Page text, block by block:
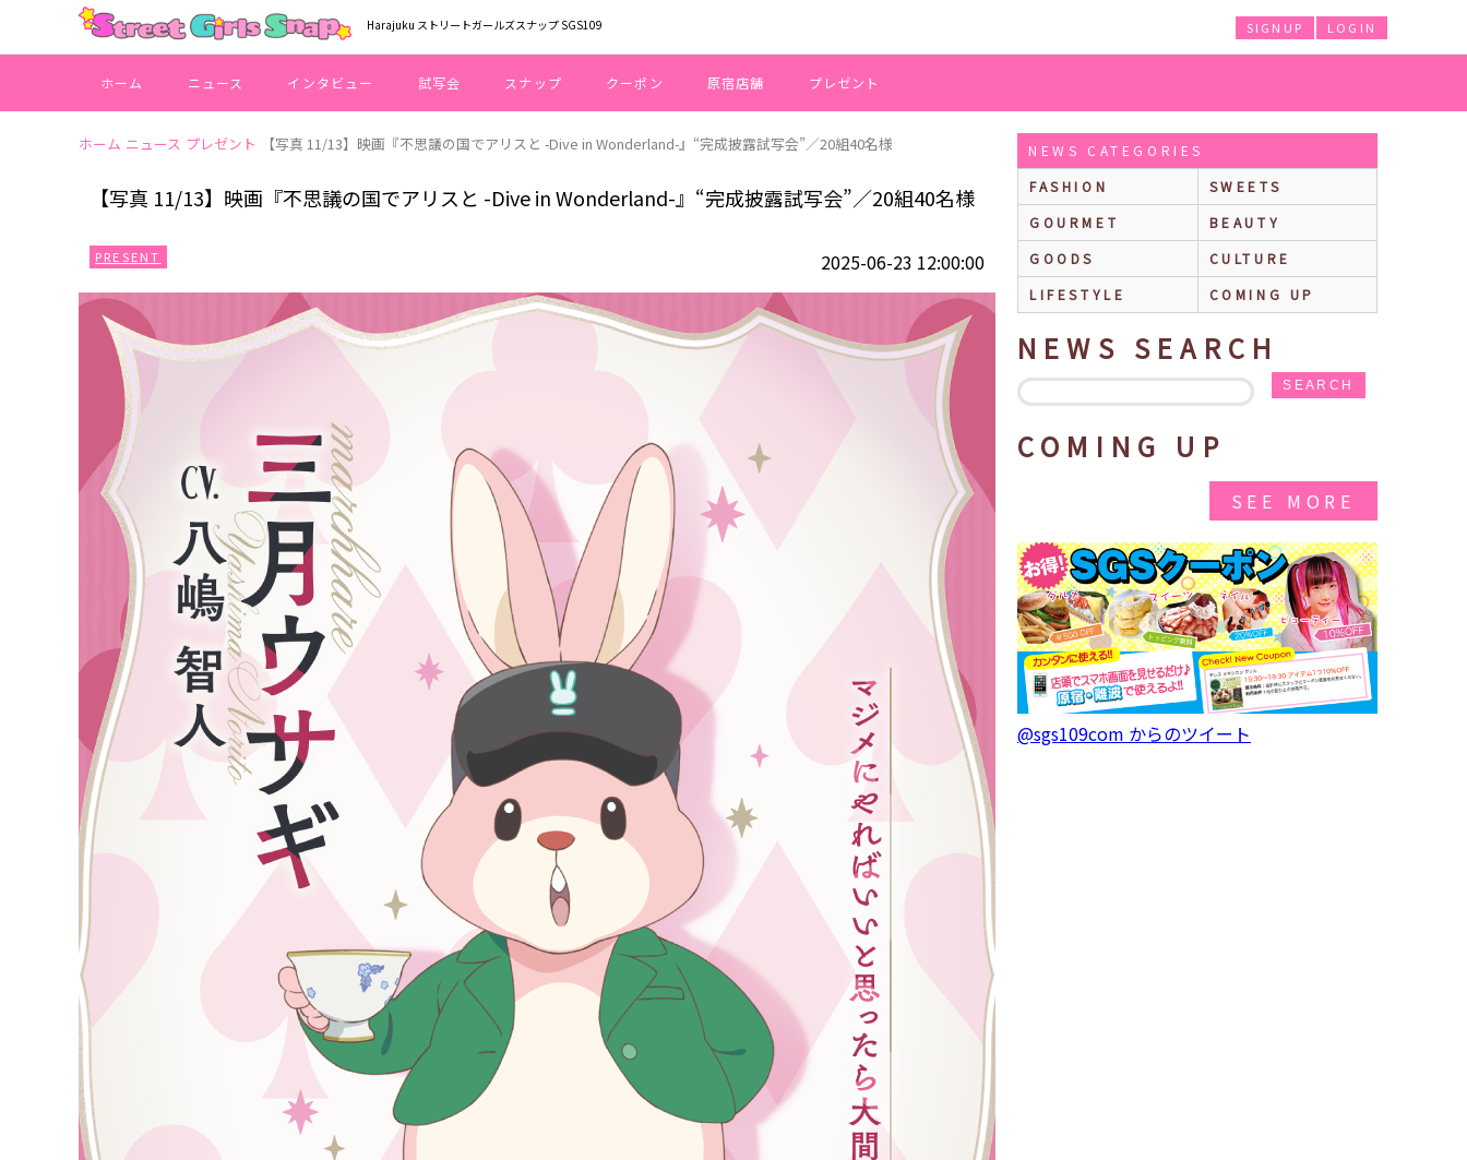
Harajuku ストリートガールズスナップ SGS109 LOGIN
SIGNUP
ホーム ニュース インタビュー 試写会 スナップ クーポン 原宿店舗 プレゼント
ホーム ニュース プレゼント 【写真 11/13】映画『不思議の国でアリスと -Dive in Wonderland-』“完成披露試写会”／20組40名様
【写真 11/13】映画『不思議の国でアリスと -Dive in Wonderland-』“完成披露試写会”／20組40名様
PRESENT 2025-06-23 12:00:00
NEWS CATEGORIES
FASHION
SWEETS
GOURMET
BEAUTY
GOODS
CULTURE
LIFESTYLE
COMING UP
NEWS SEARCH
SEARCH
COMING UP
SEE MORE
@sgs109com からのツイート